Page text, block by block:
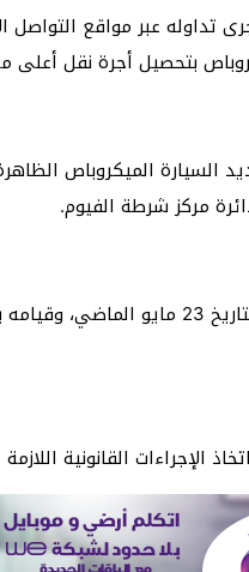
تداوله عبر مواقع التواصل
بتحصيل أجرة نقل أعلى
السيارة الميكروباص
مركز شرطة الفيوم.
وبمواجهة المتهم، أقر بارتكاب
الإجراءات القانونية